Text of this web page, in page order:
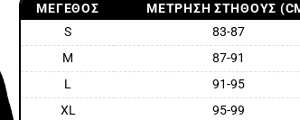
ΜΈΓΕΘΟΣ
ΜΈΤΡΗΣΗ ΣΤΉΘΟΥΣ
S
83-87
M
87-91
L
91-95
XL
95-99